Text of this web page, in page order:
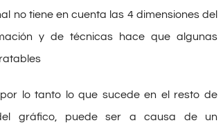
no tiene en cuenta las 4 dimensiones del
y de técnicas hace que algunas
lo tanto lo que sucede en el resto de
gráfico, puede ser a causa de un